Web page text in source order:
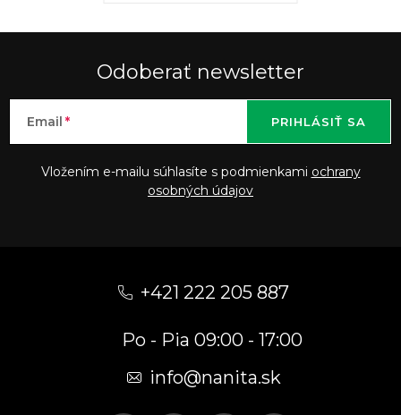
Odoberať newsletter
Email
Vložením e-mailu súhlasíte s podmienkami ochrany
osobných údajov
PRIHLÁSIŤ SA
+421 222 205 887
Po - Pia 09:00 - 17:00
info@nanita.sk